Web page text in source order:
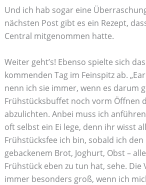
Und ich hab sogar eine
nächsten Post gibt es ein Rezept,
Central mitgenommen hatte.
Weiter geht’s! Ebenso spielte sich
kommenden Tag im Feinspitz ab.
nenn ich sie immer, wenn es darum
Frühstücksbuffet noch vorm Öffnen
abzulichten. Anbei muss ich
oft selbst ein Ei lege, denn ihr wisst
Frühstücksfee ich bin, sobald ich
gebackenem Brot, Joghurt, Obst –
Frühstück eben zu tun hat, sehe.
immer besonders groß, wenn ich